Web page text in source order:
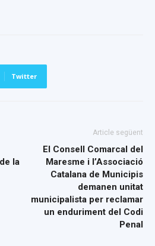
Twitter
la
Article següent
El Consell Comarcal del
Maresme i l’Associació
Catalana de Municipis
demanen unitat
municipalista per reclamar
un enduriment del Codi
Penal